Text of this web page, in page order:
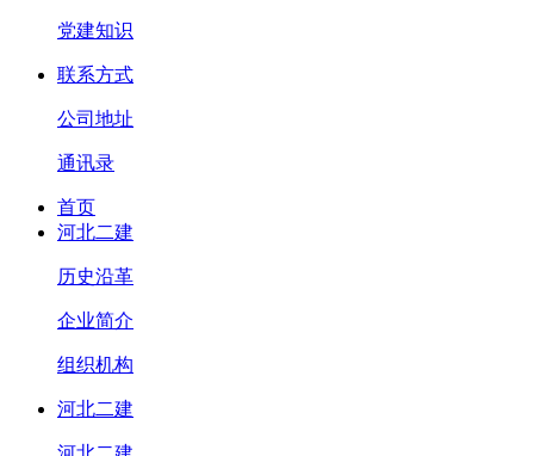
党建知识
联系方式
公司地址
通讯录
首页
河北二建
历史沿革
企业简介
组织机构
河北二建